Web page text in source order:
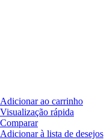
Adicionar ao carrinho
Visualização rápida
Comparar
Adicionar à lista de desejos